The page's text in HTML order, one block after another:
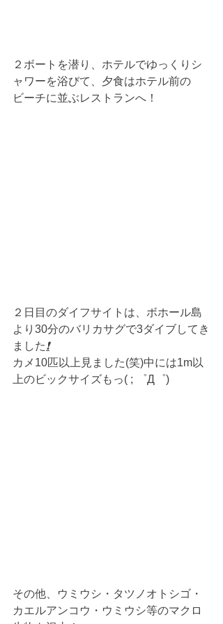
２ボートを潜り、ホテルでゆっくりシ
ャワーを浴びて、夕食はホテル前の
ビーチに並ぶレストランへ！
２日目のダイフサイトは、ボホール島
より30分のバリカサグで3ダイブしてき
ました❗
カメ10匹以上見ました(笑)中には1m以
上のビックサイズもっ( ; ゜Д゜)
その他、ウミウシ・タツノオトシゴ・
カエルアンコウ・ウミウシ等のマクロ